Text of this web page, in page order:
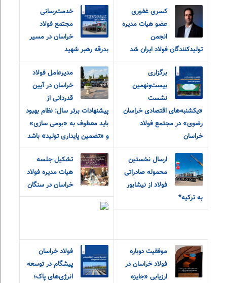
کسری غفوری
عضو هیات مدیره
انجمن
تولیدکنندگان فولاد ایران شد
خدمت‌رسانی
مجتمع فولاد
خراسان در مسیر
بدرقه رهبر شهید
برگزاری
بیست‌ونهمین
نشست
«یکشنبه‌های اقتصادی خراسان
رضوی» در مجتمع فولاد
خراسان
مدیرعامل فولاد
خراسان در آیین
قدردانی از
پیشنهادات برتر سال: نظام بهبود
باید معطوف به «بومی سازی»
و «تضمین پایداری تولید» باشد
ارسال نخستین
محموله صادراتی
فولاد از نیشابور
به ترکیه*
تشکیل جلسه
هیات مدیره فولاد
خراسان در سنگان
موفقیت دوباره
فولاد خراسان در
ارزیابی «جایزه
فولاد خراسان
پیشگام در توسعه
انرژی‌های پاک؛